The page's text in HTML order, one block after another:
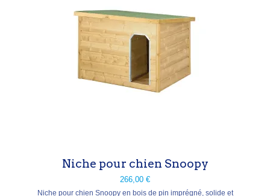
Niche pour chien Snoopy
266,00 €
Niche pour chien Snoopy en bois de pin imprégné, solide et